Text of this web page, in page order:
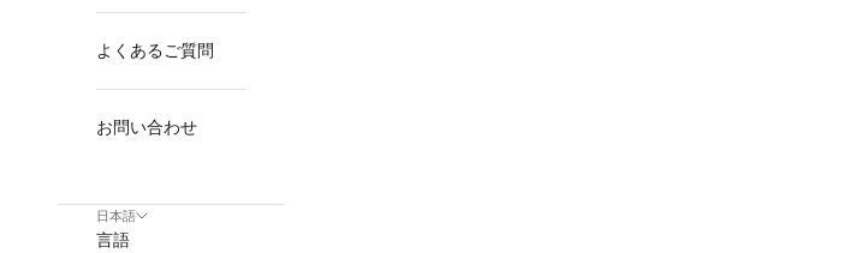
よくあるご質問
お問い合わせ
日本語
言語